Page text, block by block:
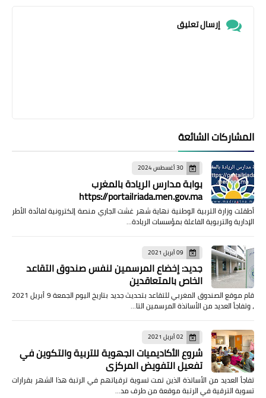
إرسال تعليق
المشاركات الشائعة
30 أغسطس 2024
بوابة مدارس الريادة بالمغرب
https://portailriada.men.gov.ma
أطقلت وزارة التربية الوطنية نهاية شهر غشت الجاري منصة إلكترونية لفائدة الأطر
الإدارية والتربوية الفاعلة بمؤسسات الريادة…
09 أبريل 2021
جديد: إخضاع المرسمين لنفس صندوق التقاعد
الخاص بالمتعاقدين
قام موقع الصندوق المغربي للتقاعد بتحديث جديد بتاريخ اليوم الجمعة 9 أبريل 2021
، وتفاجأ العديد من الأساتذة المرسمين التا…
02 أبريل 2021
شروع الأكاديميات الجهوية للتربية والتكوين في
تفعيل التفويض المركزي
تفاجأ العديد من الأساتذة الذين تمت تسوية ترقياتهم في الرتبة هذا الشهر بقرارات
تسوية الترقية في الرتبة موقعة من طرف مد…